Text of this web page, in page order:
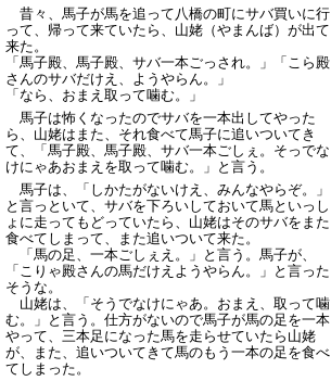
昔々、馬子が馬を追って八橋の町にサバ買いに行
って、帰って来ていたら、山姥（やまんば）が出て
来た。
「馬子殿、馬子殿、サバ一本ごっされ。
」「こら殿
さんのサバだけえ、ようやらん。」
「なら、おまえ取って噛む。」
馬子は怖くなったのでサバを一本出してやった
ら、山姥はまた、それ食べて馬子に追いついてき
て、「馬子殿、馬子殿、サバ一本ごしぇ。そっでな
けにゃあおまえを取って噛む。」と言う。
馬子は、「しかたがないけえ、みんなやらぞ。」
と言っといて、サバを下ろいしておいて馬といっし
ょに走ってもどっていたら、山姥はそのサバをまた
食べてしまって、また追いついて来た。
「馬の足、一本ごしぇえ。」と言う。馬子が、
「こりゃ殿さんの馬だけえようやらん。」と言った
そうな。
山姥は、「そうでなけにゃあ。おまえ、取って噛
む。」と言う。仕方がないので馬子が馬の足を一本
やって、三本足になった馬を走らせていたら山姥
が、また、追いついてきて馬のもう一本の足を食べ
てしまった。